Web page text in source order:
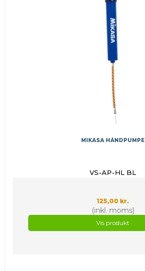
MIKASA HÅNDPUMPE
VS-AP-HL BL
125,00 kr.
(inkl. moms)
Vis produkt